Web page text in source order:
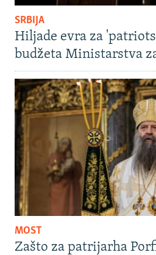
SRBIJA
Hiljade evra za
budžeta Ministarstva
MOST
Zašto za patrijarha